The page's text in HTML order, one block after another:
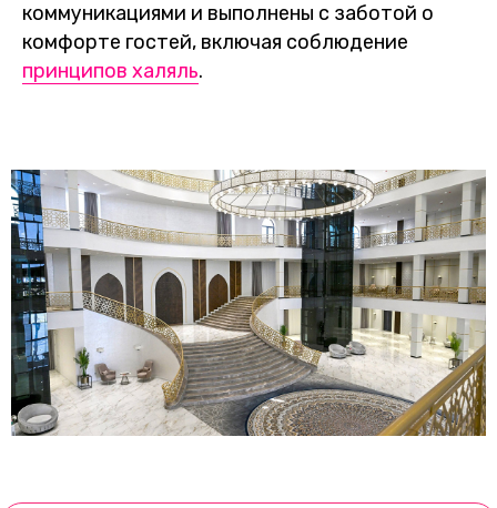
коммуникациями и выполнены с заботой о
комфорте гостей, включая соблюдение
принципов халяль.